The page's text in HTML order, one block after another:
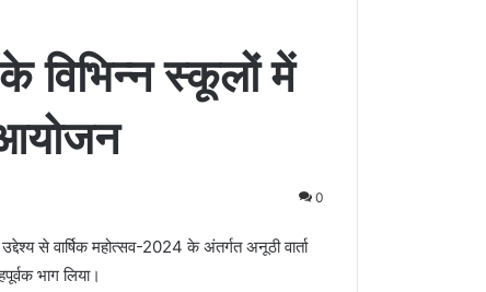
स्कूलों में
आयोजन
0
से वार्षिक महोत्सव-2024 के अंतर्गत अनूठी वार्ता
भाग लिया।